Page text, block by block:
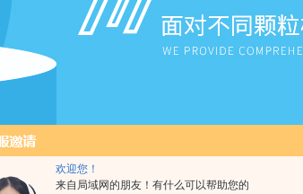
欢迎您！
来自局域网的朋友！有什么可以帮助您的